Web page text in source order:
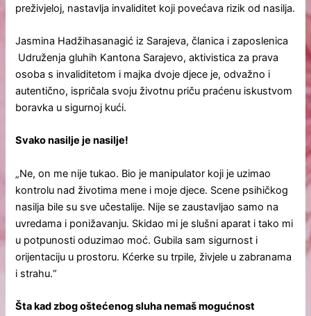
preživjeloj, nastavlja invaliditet koji povećava rizik od nasilja.
Jasmina Hadžihasanagić iz Sarajeva, članica i zaposlenica
Udruženja gluhih Kantona Sarajevo, aktivistica za prava
osoba s invaliditetom i majka dvoje djece je, odvažno i
autentično, ispričala svoju životnu priču praćenu iskustvom
boravka u sigurnoj kući.
Svako nasilje je nasilje!
„Ne, on me nije tukao. Bio je manipulator koji je uzimao
kontrolu nad životima mene i moje djece. Scene psihičkog
nasilja bile su sve učestalije. Nije se zaustavljao samo na
uvredama i ponižavanju. Skidao mi je slušni aparat i tako mi
u potpunosti oduzimao moć. Gubila sam sigurnost i
orijentaciju u prostoru. Kćerke su trpile, živjele u zabranama
i strahu.“
Šta kad zbog oštećenog sluha nemaš mogućnost